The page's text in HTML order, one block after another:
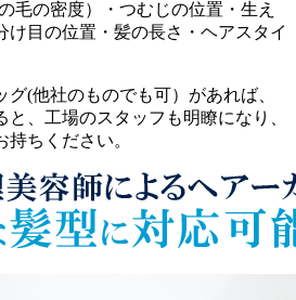
毛の密度）・つむじの位置・生え
け目の位置・髪の長さ・ヘアスタイ
(他社のものでも可）があれば、
、工場のスタッフも明瞭になり、
ちください。